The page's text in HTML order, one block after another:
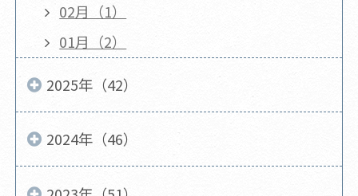
02月（1）
01月（2）
2025年（42）
2024年（46）